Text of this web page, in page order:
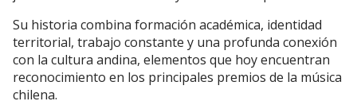
Su historia combina formación académica, identidad
territorial, trabajo constante y una profunda conexión
con la cultura andina, elementos que hoy encuentran
reconocimiento en los principales premios de la música
chilena.